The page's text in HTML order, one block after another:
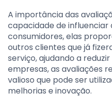
A importância das
capacidade de influenciar
consumidores, elas
outros clientes que já
serviço, ajudando a
empresas, as avaliações
valioso que pode ser
melhorias e inovação.